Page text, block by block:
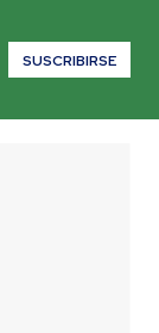
SUSCRIBIRSE